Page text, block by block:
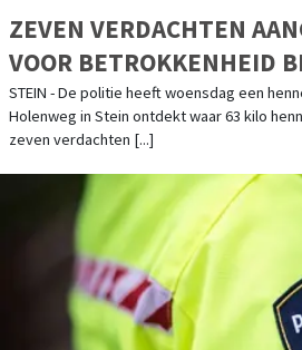
ZEVEN VERDACHTEN
VOOR BETROKKENHEID
HENNEPKNIPPERIJ
STEIN - De politie heeft woensdag een
Holenweg in Stein ontdekt waar 63 kilo
zeven verdachten [...]